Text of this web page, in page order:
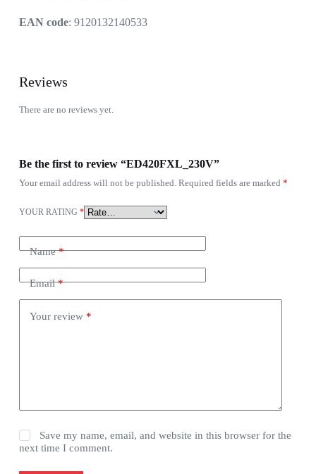
EAN code: 9120132140533
Reviews
There are no reviews yet.
Be the first to review “ED420FXL_230V”
Your email address will not be published. Required fields are marked *
YOUR RATING *
Name*
Email*
Your review *
Save my name, email, and website in this browser for the
next time I comment.